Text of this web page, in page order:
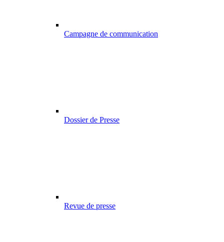
Campagne de communication
Dossier de Presse
Revue de presse